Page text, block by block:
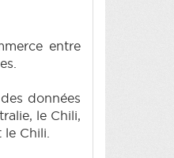
entre
données
le Chili,
Chili.